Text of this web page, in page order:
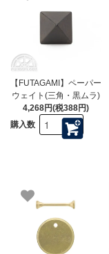
【FUTAGAMI】ペーパー
ウェイト(三角・黒ムラ)
4,268円(税388円)
購入数